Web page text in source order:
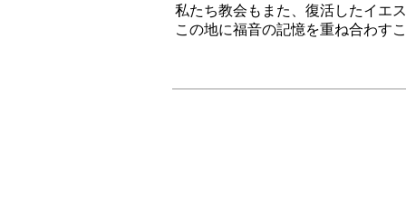
私たち教会もまた、復活したイエ
この地に福音の記憶を重ね合わす